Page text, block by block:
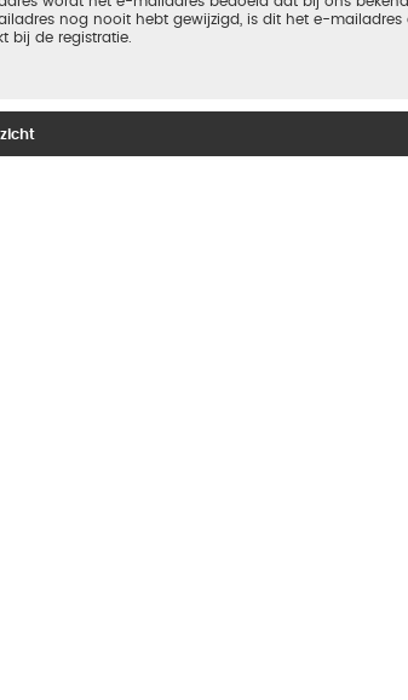
nog nooit hebt gewijzigd, is dit het e-mailadres
bij de registratie.